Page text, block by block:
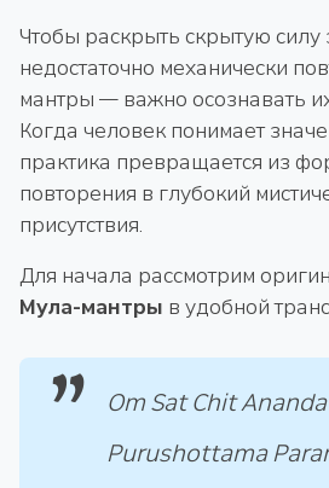
Чтобы раскрыть скрытую силу
недостаточно механически
мантры — важно осознавать
Когда человек понимает
практика превращается из
повторения в глубокий
присутствия.
Для начала рассмотрим
Мула-мантры в удобной
Om Sat Chit
Purushottama